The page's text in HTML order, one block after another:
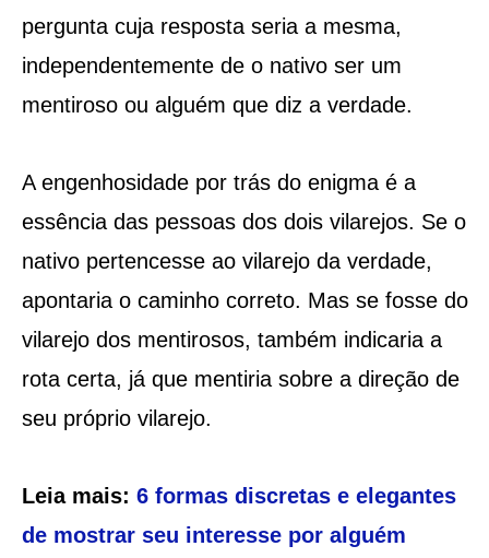
pergunta cuja resposta seria a mesma,
independentemente de o nativo ser um
mentiroso ou alguém que diz a verdade.
A engenhosidade por trás do enigma é a
essência das pessoas dos dois vilarejos. Se o
nativo pertencesse ao vilarejo da verdade,
apontaria o caminho correto. Mas se fosse do
vilarejo dos mentirosos, também indicaria a
rota certa, já que mentiria sobre a direção de
seu próprio vilarejo.
Leia mais: 6 formas discretas e elegantes
de mostrar seu interesse por alguém